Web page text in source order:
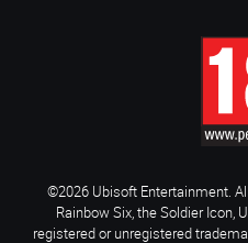
©2026 Ubisoft Entertainment.
Rainbow Six, the Soldier Icon,
registered or unregistered